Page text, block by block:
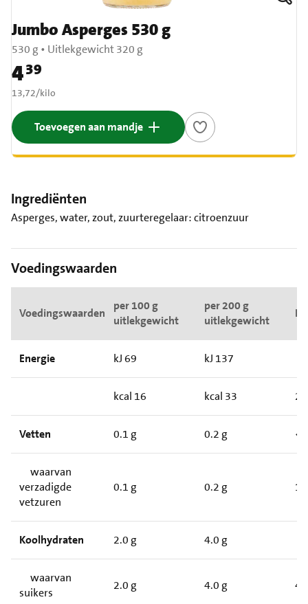
Jumbo Asperges 530 g
530 g • Uitlekgewicht 320 g
Prijs: € 4,39
439
€ 13,72 per kilo
13,72/kilo
Toevoegen aan mandje
Ingrediënten
Asperges, water, zout, zuurteregelaar: citroenzuur
Voedingswaarden
Voedingswaarden
per 100 g
uitlekgewicht
per 200 g
uitlekgewicht
RI*
Energie kJ 69 kJ 137
kcal 16 kcal 33
Vetten 0.1 g 0.2 g
waarvan
verzadigde
vetzuren
0.1 g 0.2 g
Koolhydraten 2.0 g 4.0 g
waarvan
suikers
2.0 g 4.0 g